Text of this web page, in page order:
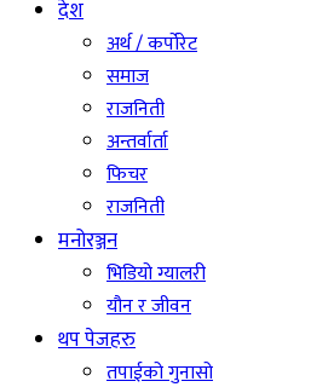
देश
अर्थ / कर्पोरेट
समाज
राजनिती
अन्तर्वार्ता
फिचर
राजनिती
मनोरञ्जन
भिडियो ग्यालरी
यौन र जीवन
थप पेजहरु
तपाईको गुनासो